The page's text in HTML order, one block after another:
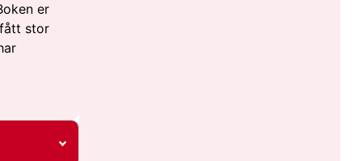
er
stor